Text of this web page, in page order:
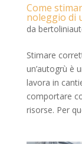
Come
noleggio di
da
Stimare
un’autogrù è
lavora in
comportare
risorse. Per